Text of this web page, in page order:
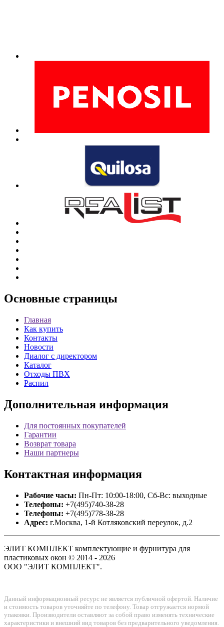
Основные страницы
Главная
Как купить
Контакты
Новости
Диалог с директором
Каталог
Отходы ПВХ
Распил
Дополнительная информация
Для постоянных покупателей
Гарантии
Возврат товара
Наши партнеры
Контактная информация
Рабочие часы: Пн-Пт: 10:00-18:00, Сб-Вс: выходные
Телефоны: +7(495)740-38-28
Телефоны: +7(495)778-38-28
Адрес: г.Москва, 1-й Котляковский переулок, д.2
ЭЛИТ КОМПЛЕКТ комплектующие и фурнитура для
пластиковых окон © 2014 - 2026
ООО "ЭЛИТ КОМПЛЕКТ".
Данный информационный ресурс не является публичной офертой. Наличие
и стоимость товаров уточняйте по телефону. Товар отгружается нормой
упаковки. Производители оставляют за собой право изменять технические
характеристики и внешний вид товаров без предварительного уведомления.